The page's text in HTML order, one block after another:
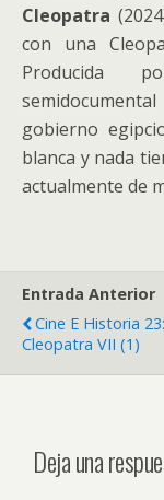
Cleopatra
con una
Producida
gobierno
blanca y nada
actualmente de
Entrada Anterior
Cine E Historia 23:
Cleopatra VII (1)
Deja una